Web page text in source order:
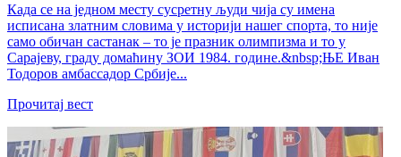
Када се на једном месту сусретну људи чија су имена
исписана златним словима у историји нашег спорта, то није
само обичан састанак – то је празник олимпизма и то у
Сарајеву, граду домаћину ЗОИ 1984. године.&nbsp;ЊЕ Иван
Тодоров амбассадор Србије...
Прочитај вест